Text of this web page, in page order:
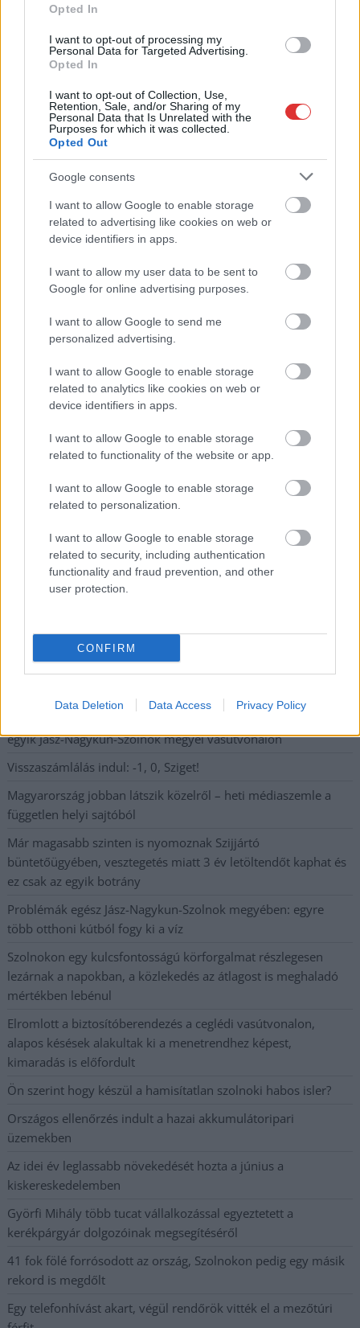
Opted In
I want to opt-out of processing my
Personal Data for Targeted Advertising.
Opted In
I want to opt-out of Collection, Use,
Retention, Sale, and/or Sharing of my
Personal Data that Is Unrelated with the
Purposes for which it was collected.
Opted Out
Google consents
I want to allow Google to enable storage
related to advertising like cookies on web or
device identifiers in apps.
I want to allow my user data to be sent to
Google for online advertising purposes.
I want to allow Google to send me
personalized advertising.
I want to allow Google to enable storage
related to analytics like cookies on web or
device identifiers in apps.
I want to allow Google to enable storage
related to functionality of the website or app.
I want to allow Google to enable storage
related to personalization.
I want to allow Google to enable storage
related to security, including authentication
functionality and fraud prevention, and other
user protection.
CONFIRM
Data Deletion Data Access Privacy Policy
Agrárminisztérium és a Nemzeti...
Hírlevél feliratkozás
Adja meg keresztnevét:
Adja
meg e-mail címét:
Nem szeretne lemaradni semmiről? Csak egy kattintás, és hírlevelünk a
legfrissebb információkkal és exkluzív tartalmakkal hétről hétre
A SZOL24 legfrissebb 24 cikke
Óriási, több mint két méteres harcsát fogott a Tiszán a 13 éves
fiú (VIDEÓVAL)
Hétfőn kezdik, csütörtökön végeznek – lezárás miatt
egyik Jász-Nagykun-Szolnok megyei vasútvonalon
Visszaszámlálás indul: -1, 0, Sziget!
Magyarország jobban látszik közelről – heti médiaszemle a
független helyi sajtóból
Már magasabb szinten is nyomoznak Szijjártó
büntetőügyében, vesztegetés miatt 3 év letöltendőt kaphat és
ez csak az egyik botrány
Problémák egész Jász-Nagykun-Szolnok megyében: egyre
több otthoni kútból fogy ki a víz
Szolnokon egy kulcsfontosságú körforgalmat részlegesen
lezárnak a napokban, a közlekedés az átlagost is meghaladó
mértékben lebénul
Elromlott a biztosítóberendezés a ceglédi vasútvonalon,
alapos késések alakultak ki a menetrendhez képest,
kimaradás is előfordult
Ön szerint hogy készül a hamisítatlan szolnoki habos isler?
Országos ellenőrzés indult a hazai akkumulátoripari
üzemekben
Az idei év leglassabb növekedését hozta a június a
kiskereskedelemben
Györfi Mihály több tucat vállalkozással egyeztetett a
kerékpárgyár dolgozóinak megsegítéséről
41 fok fölé forrósodott az ország, Szolnokon pedig egy másik
rekord is megdőlt
Egy telefonhívást akart, végül rendőrök vitték el a mezőtúri